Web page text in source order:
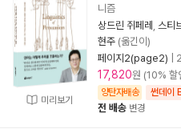
미리보기
니즘
상드린 쥐페레
스티
현주 (옮긴이)
페이지2(page2)
17,820원 (10%
양탄자배송 썬데이
전 배송 변경